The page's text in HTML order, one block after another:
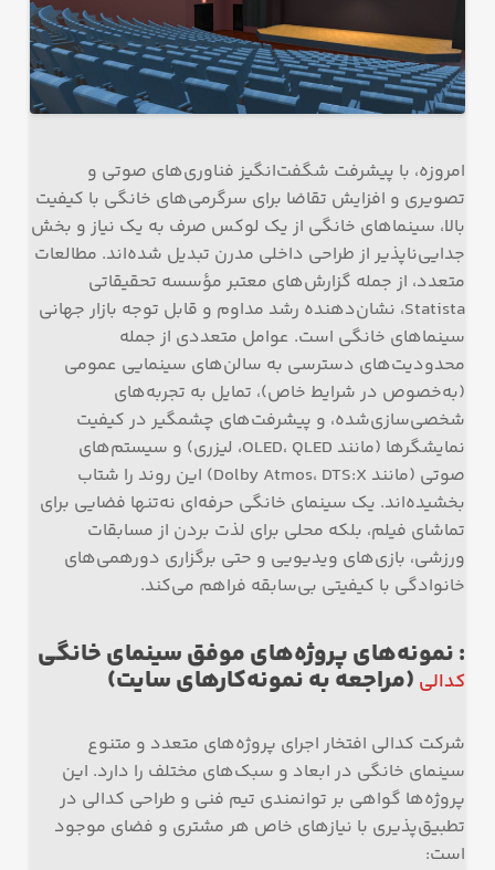
امروزه، با پیشرفت شگفت‌انگیز فناوری‌های صوتی و
تصویری و افزایش تقاضا برای سرگرمی‌های خانگی با کیفیت
بالا، سینماهای خانگی از یک لوکس صرف به یک نیاز و بخش
جدایی‌ناپذیر از طراحی داخلی مدرن تبدیل شده‌اند. مطالعات
متعدد، از جمله گزارش‌های معتبر مؤسسه تحقیقاتی
Statista، نشان‌دهنده رشد مداوم و قابل توجه بازار جهانی
سینماهای خانگی است. عوامل متعددی از جمله
محدودیت‌های دسترسی به سالن‌های سینمایی عمومی
(به‌خصوص در شرایط خاص)، تمایل به تجربه‌های
شخصی‌سازی‌شده، و پیشرفت‌های چشمگیر در کیفیت
نمایشگرها (مانند OLED، QLED، لیزری) و سیستم‌های
صوتی (مانند Dolby Atmos، DTS:X) این روند را شتاب
بخشیده‌اند. یک سینمای خانگی حرفه‌ای نه‌تنها فضایی برای
تماشای فیلم، بلکه محلی برای لذت بردن از مسابقات
ورزشی، بازی‌های ویدیویی و حتی برگزاری دورهمی‌های
خانوادگی با کیفیتی بی‌سابقه فراهم می‌کند.
: نمونه‌های پروژه‌های موفق سینمای خانگی
کدالی (مراجعه به نمونه‌کارهای سایت)
شرکت کدالی افتخار اجرای پروژه‌های متعدد و متنوع
سینمای خانگی در ابعاد و سبک‌های مختلف را دارد. این
پروژه‌ها گواهی بر توانمندی تیم فنی و طراحی کدالی در
تطبیق‌پذیری با نیازهای خاص هر مشتری و فضای موجود
است: